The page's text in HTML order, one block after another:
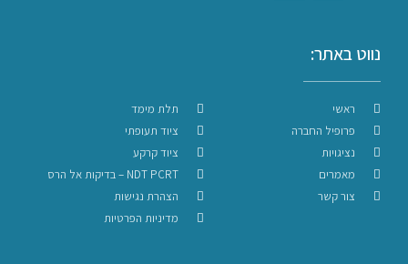
נווט באתר:
ראשי
פרופיל החברה
נציגויות
מאמרים
צור קשר
תלת מימד
ציוד תעופתי
ציוד קרקע
NDT PCRT – בדיקות אל הרס
הצהרת נגישות
מדיניות הפרטיות